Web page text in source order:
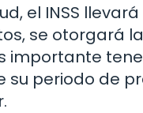
el INSS
se otorgará
importante
periodo de